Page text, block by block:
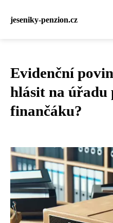
jeseniky-penzion.cz
Evidenční
hlásit na úřadu
finančáku?